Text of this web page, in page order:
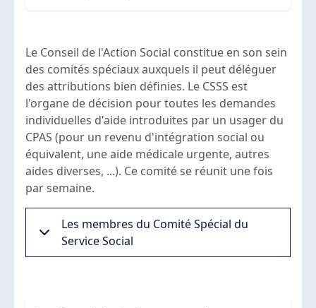
Le Conseil de l'Action Social constitue en son sein
des comités spéciaux auxquels il peut déléguer
des attributions bien définies. Le CSSS est
l'organe de décision pour toutes les demandes
individuelles d'aide introduites par un usager du
CPAS (pour un revenu d'intégration social ou
équivalent, une aide médicale urgente, autres
aides diverses, ...). Ce comité se réunit une fois
par semaine.
Les membres du Comité Spécial du
Service Social